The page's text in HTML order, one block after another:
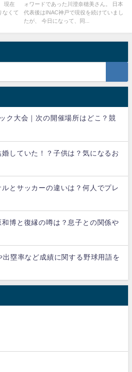
現在
なくて
ォワードであった川澄奈穂美さん。 日本
代表後はINAC神戸で現役を続けていまし
たが、 今日になって、同...
ク大会｜次の開催場所はどこ？競
婚していた！？子供は？気になるお
とサッカーの違いは？何人でプレ
博と復縁の噂は？息子との関係や
塁率など成績に関する野球用語を